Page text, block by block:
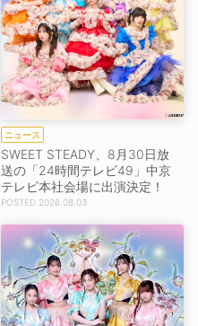
ニュース
SWEET STEADY、8月30日放
送の「24時間テレビ49」中京
テレビ本社会場に出演決定！
2026.08.03